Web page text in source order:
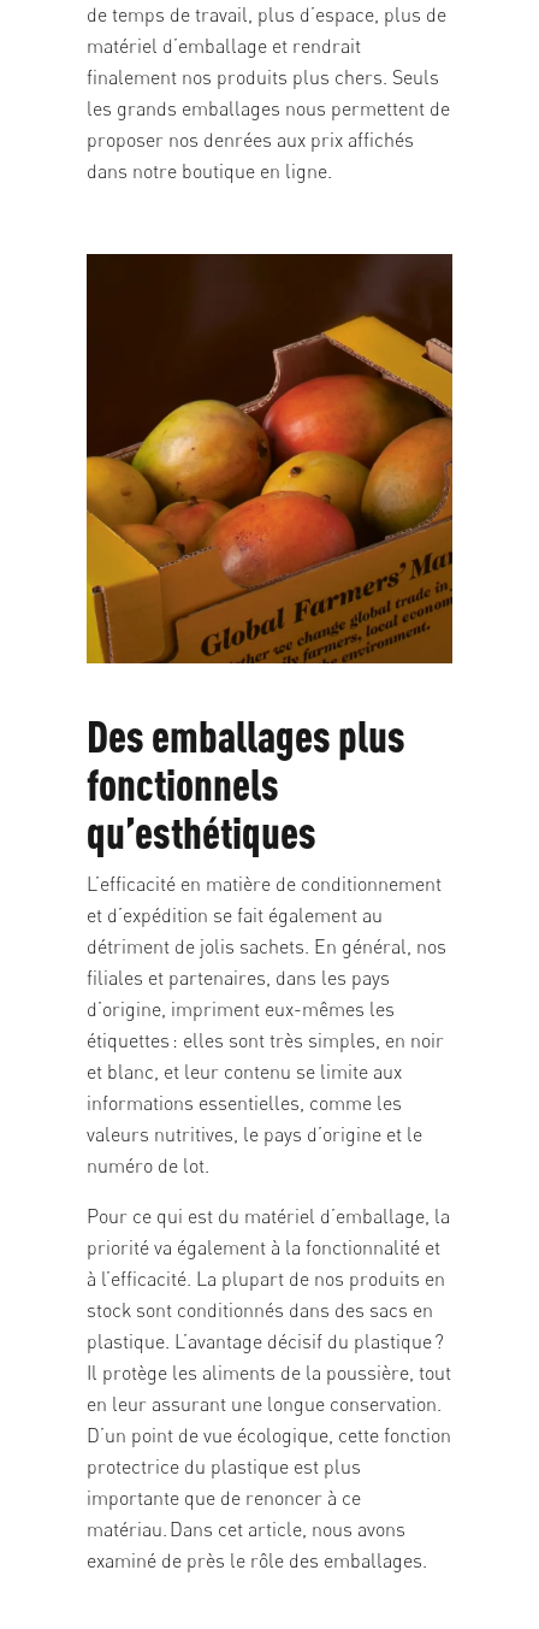
de temps de travail, plus d’espace, plus de
matériel d’emballage et rendrait
finalement nos produits plus chers. Seuls
les grands emballages nous permettent de
proposer nos denrées aux prix affichés
dans notre boutique en ligne.
Des emballages plus
fonctionnels
qu’esthétiques
L’efficacité en matière de conditionnement
et d’expédition se fait également au
détriment de jolis sachets. En général, nos
filiales et partenaires, dans les pays
d’origine, impriment eux-mêmes les
étiquettes : elles sont très simples, en noir
et blanc, et leur contenu se limite aux
informations essentielles, comme les
valeurs nutritives, le pays d’origine et le
numéro de lot.
Pour ce qui est du matériel d’emballage, la
priorité va également à la fonctionnalité et
à l’efficacité. La plupart de nos produits en
stock sont conditionnés dans des sacs en
plastique. L’avantage décisif du plastique ?
Il protège les aliments de la poussière, tout
en leur assurant une longue conservation.
D’un point de vue écologique, cette fonction
protectrice du plastique est plus
importante que de renoncer à ce
matériau. Dans cet article , nous avons
examiné de près le rôle des emballages.